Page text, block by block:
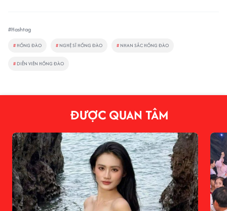
#Hashtag
# HỒNG ĐÀO # NGHỆ SĨ HỒNG ĐÀO # NHAN SẮC HỒNG ĐÀO
# DIỄN VIÊN HỒNG ĐÀO
ĐƯỢC QUAN TÂM